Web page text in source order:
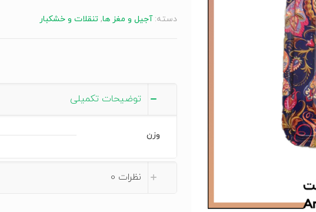
دسته:آجیل و مغز ها, تنقلات و خشکبار
توضیحات تکمیلی
وزن
نظرات 0